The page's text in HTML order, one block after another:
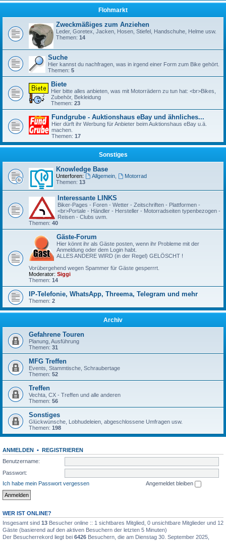
Flohmarkt
Zweckmäßiges zum Anziehen
Leder, Goretex, Jacken, Hosen, Stiefel, Handschuhe, Helme usw.
Themen: 14
Suche
Hier kannst du nachfragen, was in irgend einer Form zum Bike gehört.
Themen: 5
Biete
Hier bitte alles anbieten, was mit Motorrädern zu tun hat: <br>Bikes,
Zubehör, Bekleidung
Themen: 23
Fundgrube - Auktionshaus eBay und ähnliches...
Hier dürft ihr Werbung für Anbieter beim Auktionshaus eBay u.ä.
machen.
Themen: 17
Sonstiges
Knowledge Base
Unterforen: Allgemein,
Motorrad
Themen: 13
Interessante LINKS
Biker-Pages - Foren - Wetter - Zeitschriften - Plattformen -
<br>Portale - Händler - Hersteller - Motorradseiten typenbezogen -
Reisen - Clubs uvm.
Themen: 40
Gäste-Forum
Hier könnt ihr als Gäste posten, wenn ihr Probleme mit der
Anmeldung oder dem Login habt.
ALLES ANDERE WIRD (in der Regel) GELÖSCHT !
Vorübergehend wegen Spammer für Gäste gesperrrt.
Moderator: Siggi
Themen: 14
IP-Telefonie, WhatsApp, Threema, Telegram und mehr
Themen: 2
Archiv
Gefahrene Touren
Planung, Ausführung
Themen: 31
MFG Treffen
Events, Stammtische, Schraubertage
Themen: 52
Treffen
Vechta, CX - Treffen und alle anderen
Themen: 56
Sonstiges
Glückwünsche, Lobhudeleien, abgeschlossene Umfragen usw.
Themen: 198
ANMELDEN • REGISTRIEREN
Benutzername:
Passwort:
Ich habe mein Passwort vergessen
Angemeldet bleiben
WER IST ONLINE?
Insgesamt sind 13 Besucher online :: 1 sichtbares Mitglied, 0 unsichtbare Mitglieder und 12
Gäste (basierend auf den aktiven Besuchern der letzten 5 Minuten)
Der Besucherrekord liegt bei 6426 Besuchern, die am Dienstag 30. September 2025,